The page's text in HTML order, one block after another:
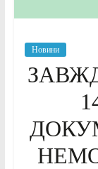
Новини